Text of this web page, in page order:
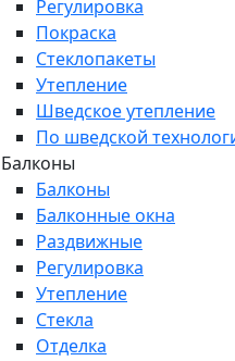
Регулировка
Покраска
Стеклопакеты
Утепление
Шведское утепление
По шведской
Балконы
Балконы
Балконные окна
Раздвижные
Регулировка
Утепление
Стекла
Отделка